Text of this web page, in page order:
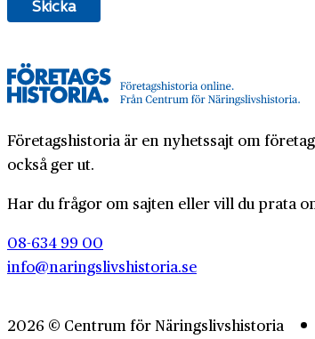
Företagshistoria är en nyhetssajt om
också ger ut.
Har du frågor om sajten eller vill du prata
08-634 99 00
info@naringslivshistoria.se
2026 © Centrum för Näringslivshistoria